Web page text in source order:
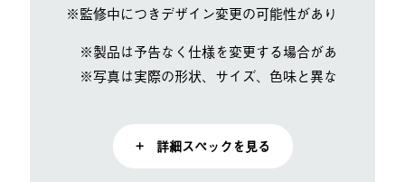
※監修中につきデザイン変更の可能性があります。
※製品は予告なく仕様を変更する場合があります。
※写真は実際の形状、サイズ、色味と異なる場合が
+ 詳細スペックを見る